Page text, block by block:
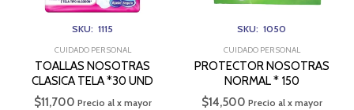
SKU: 1115
CUIDADO PERSONAL
TOALLAS NOSOTRAS
CLASICA TELA *30 UND
$11,700 Precio al x mayor
SKU: 1050
CUIDADO PERSONAL
PROTECTOR NOSOTRAS
NORMAL * 150
$14,500 Precio al x mayor